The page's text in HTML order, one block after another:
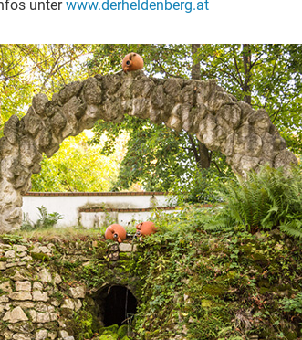
unterwww.derheldenberg.at